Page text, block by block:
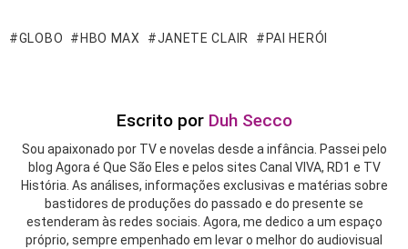
GLOBO HBO MAX JANETE CLAIR PAI HERÓI
Escrito por Duh Secco
Sou apaixonado por TV e novelas desde a infância. Passei pelo
blog Agora é Que São Eles e pelos sites Canal VIVA, RD1 e TV
História. As análises, informações exclusivas e matérias sobre
bastidores de produções do passado e do presente se
estenderam às redes sociais. Agora, me dedico a um espaço
próprio, sempre empenhado em levar o melhor do audiovisual